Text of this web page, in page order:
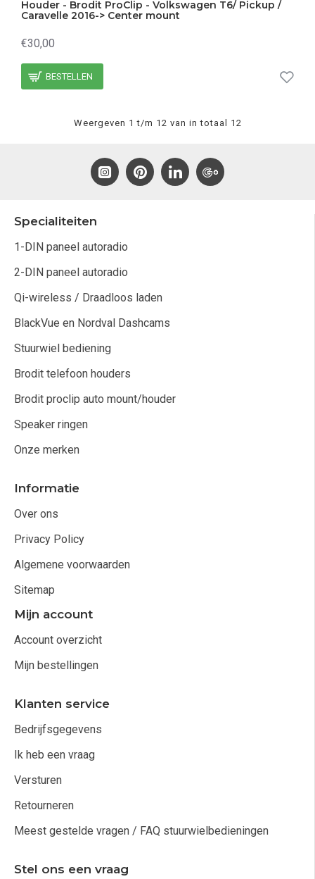
Houder - Brodit ProClip - Volkswagen T6/ Pickup /
Caravelle 2016-> Center mount
€30,00
BESTELLEN
Weergeven 1 t/m 12 van in totaal 12
Specialiteiten
1-DIN paneel autoradio
2-DIN paneel autoradio
Qi-wireless / Draadloos laden
BlackVue en Nordval Dashcams
Stuurwiel bediening
Brodit telefoon houders
Brodit proclip auto mount/houder
Speaker ringen
Onze merken
Informatie
Over ons
Privacy Policy
Algemene voorwaarden
Sitemap
Mijn account
Account overzicht
Mijn bestellingen
Klanten service
Bedrijfsgegevens
Ik heb een vraag
Versturen
Retourneren
Meest gestelde vragen / FAQ stuurwielbedieningen
Stel ons een vraag